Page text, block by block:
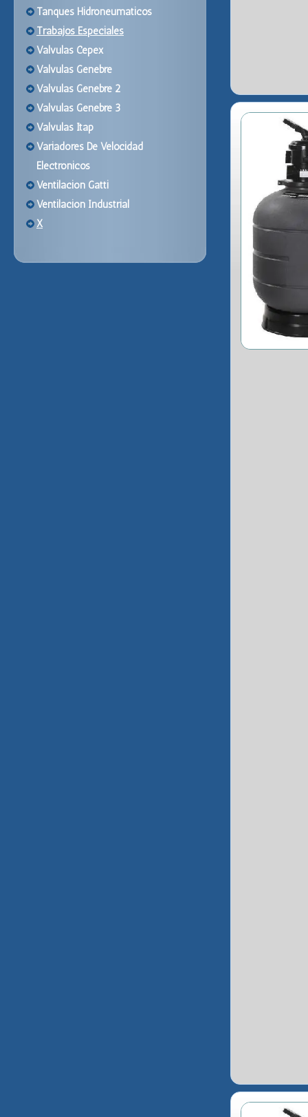
Tanques Hidroneumaticos
Trabajos Especiales
Valvulas Cepex
Valvulas Genebre
Valvulas Genebre 2
Valvulas Genebre 3
Valvulas Itap
Variadores De Velocidad
Electronicos
Ventilacion Gatti
Ventilacion Industrial
X